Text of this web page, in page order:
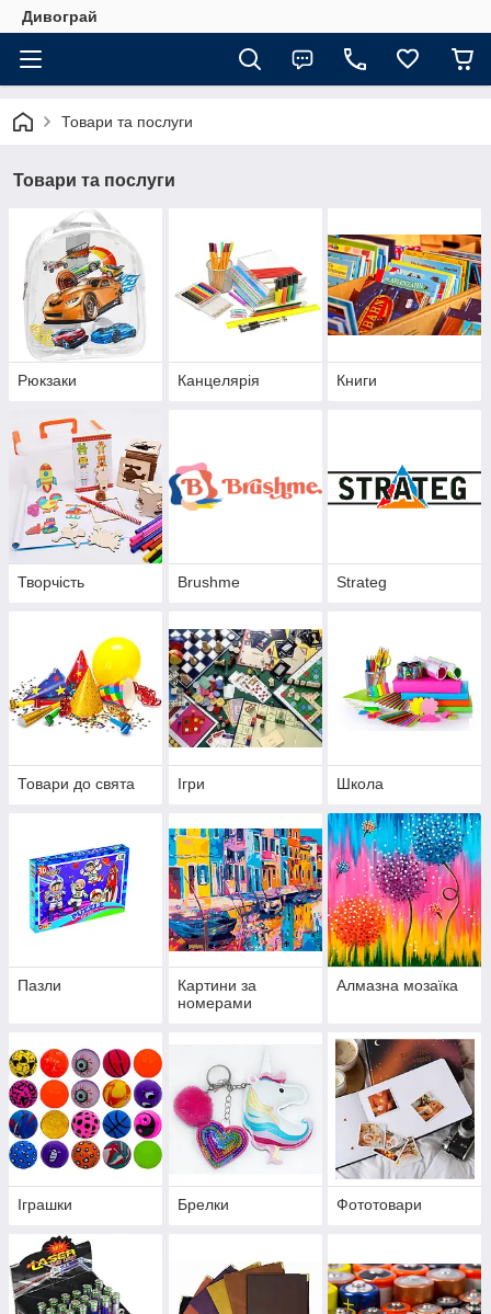
Дивограй
Товари та послуги
Товари та послуги
Рюкзаки Канцелярія Книги
Творчість Brushme Strateg
Товари до свята Ігри Школа
Пазли
Картини за
номерами
Алмазна мозаїка
Іграшки Брелки Фототовари